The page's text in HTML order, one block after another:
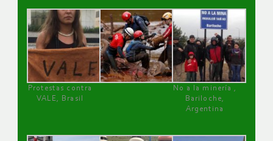
Protestas contra
VALE, Brasil
No a la minería ,
Bariloche,
Argentina